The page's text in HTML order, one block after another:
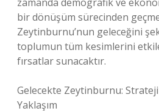
bir dönüşüm sürecinden
Zeytinburnu’nun geleceğini
toplumun tüm kesimlerini
fırsatlar sunacaktır.
Gelecekte Zeytinburnu:
Yaklaşım